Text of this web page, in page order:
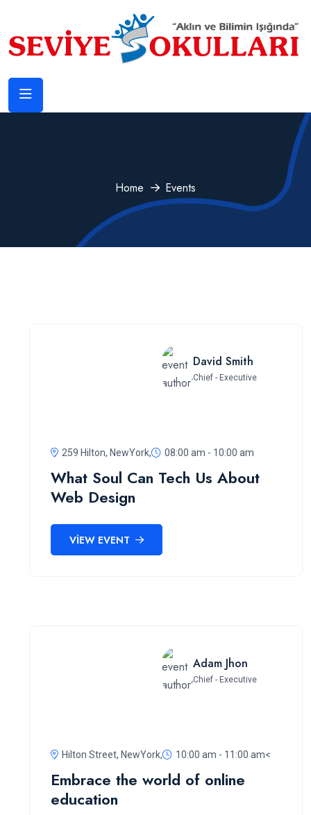
Home Events
David Smith
Chief - Executive
259 Hilton, NewYork, 08:00 am - 10:00 am
What Soul Can Tech Us About
Web Design
VIEW EVENT
Adam Jhon
Chief - Executive
Hilton Street, NewYork, 10:00 am - 11:00 am<
Embrace the world of online
education